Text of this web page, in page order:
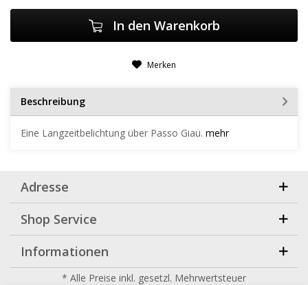
In den Warenkorb
Merken
Beschreibung
Eine Langzeitbelichtung über Passo Giau. mehr
Adresse
Shop Service
Informationen
* Alle Preise inkl. gesetzl. Mehrwertsteuer